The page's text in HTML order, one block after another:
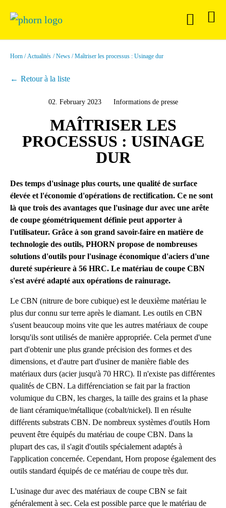
Horn Actualités News Maîtriser les processus : Usinage dur
Retour à la liste
02. February 2023 Informations de presse
MAÎTRISER LES
PROCESSUS : USINAGE
DUR
Des temps d'usinage plus courts, une qualité de surface
élevée et l'économie d'opérations de rectification. Ce ne sont
là que trois des avantages que l'usinage dur avec une arête
de coupe géométriquement définie peut apporter à
l'utilisateur. Grâce à son grand savoir-faire en matière de
technologie des outils, PHORN propose de nombreuses
solutions d'outils pour l'usinage économique d'aciers d'une
dureté supérieure à 56 HRC. Le matériau de coupe CBN
s'est avéré adapté aux opérations de rainurage.
Le CBN (nitrure de bore cubique) est le deuxième matériau le
plus dur connu sur terre après le diamant. Les outils en CBN
s'usent beaucoup moins vite que les autres matériaux de coupe
lorsqu'ils sont utilisés de manière appropriée. Cela permet d'une
part d'obtenir une plus grande précision des formes et des
dimensions, et d'autre part d'usiner de manière fiable des
matériaux durs (acier jusqu'à 70 HRC). Il n'existe pas différentes
qualités de CBN. La différenciation se fait par la fraction
volumique du CBN, les charges, la taille des grains et la phase
de liant céramique/métallique (cobalt/nickel). Il en résulte
différents substrats CBN. De nombreux systèmes d'outils Horn
peuvent être équipés du matériau de coupe CBN. Dans la
plupart des cas, il s'agit d'outils spécialement adaptés à
l'application concernée. Cependant, Horn propose également des
outils standard équipés de ce matériau de coupe très dur.
L'usinage dur avec des matériaux de coupe CBN se fait
généralement à sec. Cela est possible parce que le matériau de